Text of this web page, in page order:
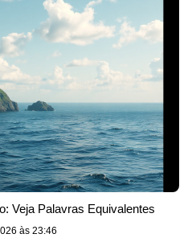
Veja Palavras Equivalentes
às 23:46